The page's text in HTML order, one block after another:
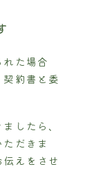
た場合
契約書と委
したら、
だきま
えをさせ